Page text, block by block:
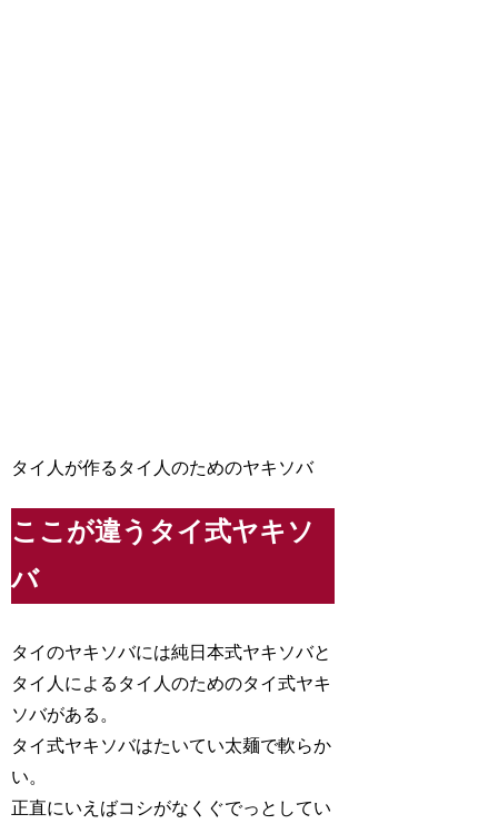
タイ人が作るタイ人のためのヤキソバ
ここが違うタイ式ヤキソ
バ
タイのヤキソバには純日本式ヤキソバと
タイ人によるタイ人のためのタイ式ヤキ
ソバがある。
タイ式ヤキソバはたいてい太麺で軟らか
い。
正直にいえばコシがなくぐでっとしてい